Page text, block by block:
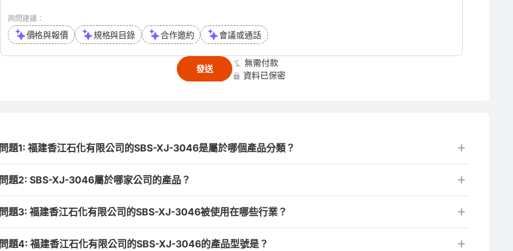
詢問建議：
價格與報價 規格與目錄 合作邀約 會議或通話
發送
無需付款
資料已保密
問題1: 福建香江石化有限公司的SBS-XJ-3046是屬於哪個產品分類？
問題2: SBS-XJ-3046屬於哪家公司的產品？
問題3: 福建香江石化有限公司的SBS-XJ-3046被使用在哪些行業？
問題4: 福建香江石化有限公司的SBS-XJ-3046的產品型號是？